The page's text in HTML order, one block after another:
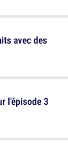
l'épisode 3
avec des